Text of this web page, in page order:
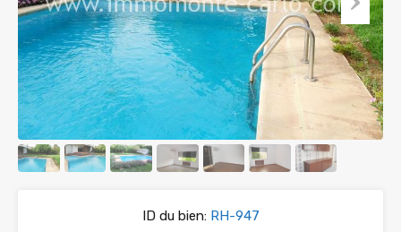
ID du bien:RH-947